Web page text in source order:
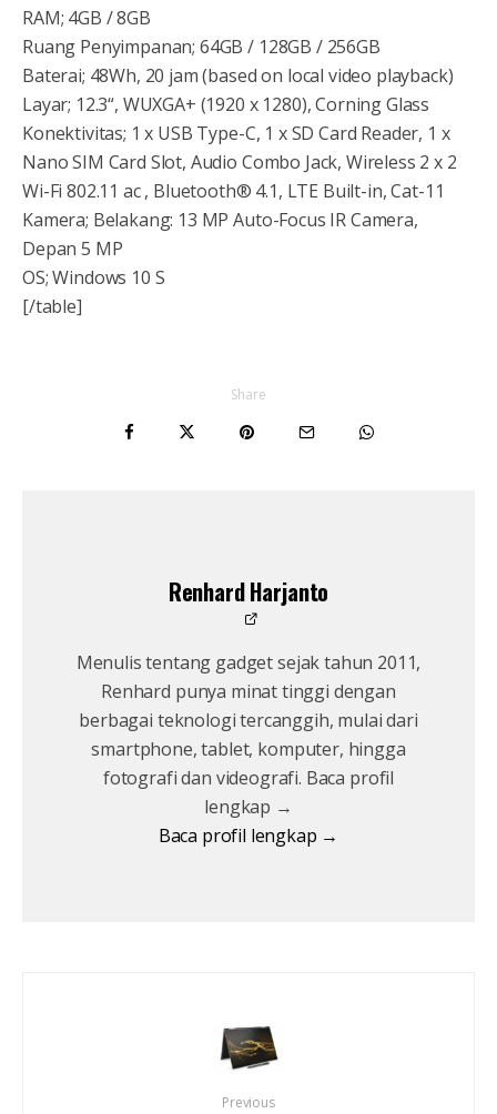
RAM; 4GB / 8GB
Ruang Penyimpanan; 64GB / 128GB / 256GB
Baterai; 48Wh, 20 jam (based on local video playback)
Layar; 12.3“, WUXGA+ (1920 x 1280), Corning Glass
Konektivitas; 1 x USB Type-C, 1 x SD Card Reader, 1 x
Nano SIM Card Slot, Audio Combo Jack, Wireless 2 x 2
Wi-Fi 802.11 ac , Bluetooth® 4.1, LTE Built-in, Cat-11
Kamera; Belakang: 13 MP Auto-Focus IR Camera,
Depan 5 MP
OS; Windows 10 S
[/table]
Share
Renhard Harjanto
Menulis tentang gadget sejak tahun 2011,
Renhard punya minat tinggi dengan
berbagai teknologi tercanggih, mulai dari
smartphone, tablet, komputer, hingga
fotografi dan videografi. Baca profil
lengkap →
Baca profil lengkap →
Previous